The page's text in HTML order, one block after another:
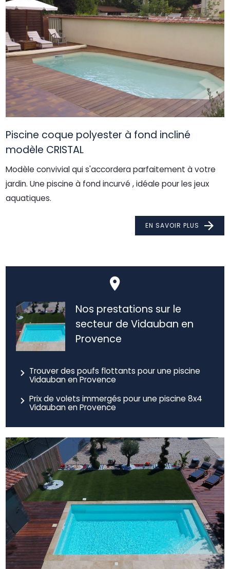
Piscine coque polyester à fond incliné
modèle CRISTAL
Modèle convivial qui s'accordera parfaitement à votre
jardin. Une piscine à fond incurvé , idéale pour les jeux
aquatiques.
EN SAVOIR PLUS
Nos prestations sur le
secteur de Vidauban en
Provence
Trouver des poufs flottants pour une piscine
Vidauban en Provence
Prix de volets immergés pour une piscine 8x4
Vidauban en Provence